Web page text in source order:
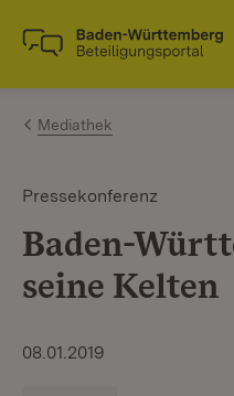
Zum Inhalt springen
Link zur Startseite
Mediathek
Pressekonferenz
Baden-
seine Kelten
08.01.2019